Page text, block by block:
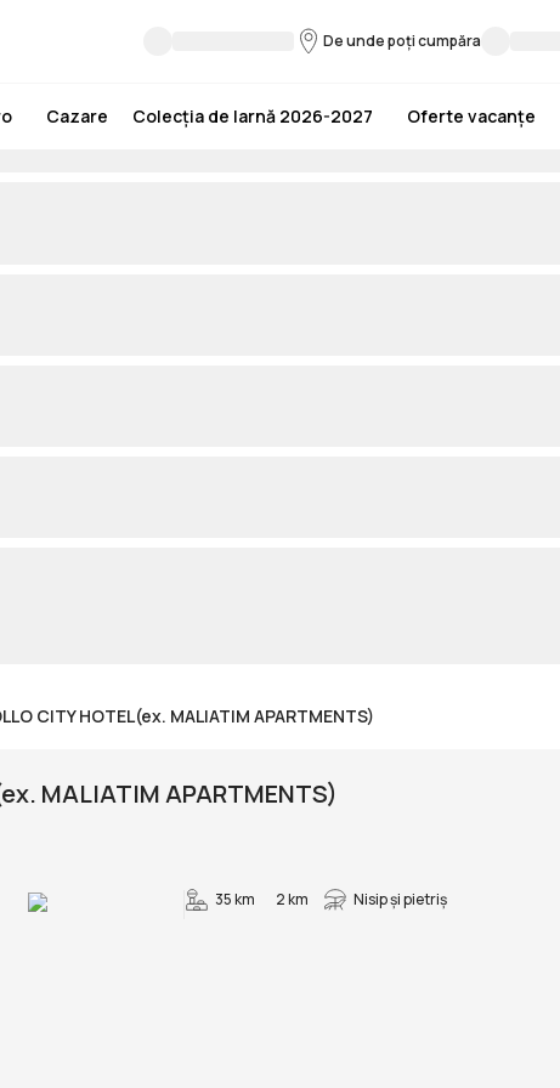
De unde poți cumpăra
Cazare Colecția de Iarnă 2026-2027 Oferte vacanțe
CITY HOTEL(ex. MALIATIM APARTMENTS)
MALIATIM APARTMENTS)
35 km
2 km Nisip și pietriş